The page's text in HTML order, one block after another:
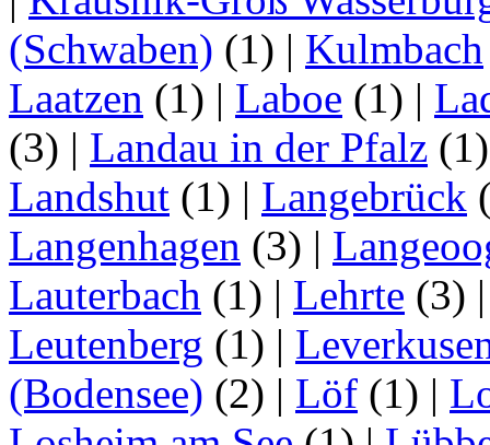
(Schwaben) (1) | Kulmbach
Laatzen (1) | Laboe (1) |
(3) | Landau in der Pfalz
Landshut (1) | Langebrück
Langenhagen (3) |
Lauterbach (1) | Lehrte (3)
Leutenberg (1) |
(Bodensee) (2) | Löf (1) |